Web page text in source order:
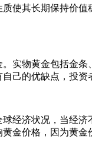
使其长期保持价
实物黄金包括金
己的优缺点，投资
经济状况，当经
金价格，因为黄